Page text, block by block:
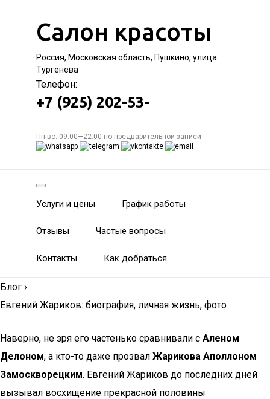
Салон красоты
Россия, Московская область, Пушкино, улица
Тургенева
Телефон:
+7 (925) 202-53-
Пн-вс: 09:00—22:00 по предварительной записи
Услуги и цены График работы
Отзывы Частые вопросы
Контакты Как добраться
Блог ›
Евгений Жариков: биография, личная жизнь, фото
Наверно, не зря его частенько сравнивали с Аленом
Делоном, а кто-то даже прозвал Жарикова Аполлоном
Замоскворецким. Евгений Жариков до последних дней
вызывал восхищение прекрасной половины